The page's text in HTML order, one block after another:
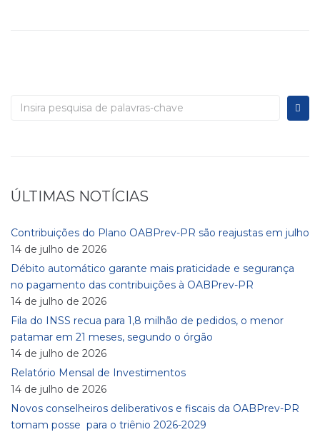
ÚLTIMAS NOTÍCIAS
Contribuições do Plano OABPrev-PR são reajustas em julho
14 de julho de 2026
Débito automático garante mais praticidade e segurança
no pagamento das contribuições à OABPrev-PR
14 de julho de 2026
Fila do INSS recua para 1,8 milhão de pedidos, o menor
patamar em 21 meses, segundo o órgão
14 de julho de 2026
Relatório Mensal de Investimentos
14 de julho de 2026
Novos conselheiros deliberativos e fiscais da OABPrev-PR
tomam posse para o triênio 2026-2029